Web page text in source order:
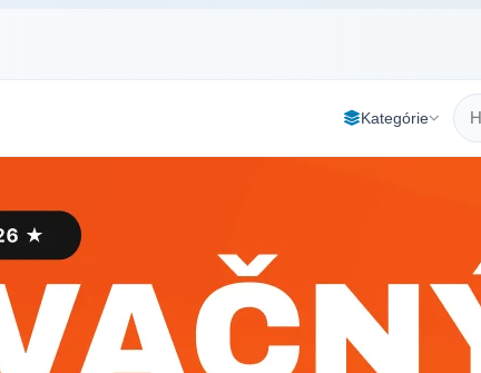
Kategórie